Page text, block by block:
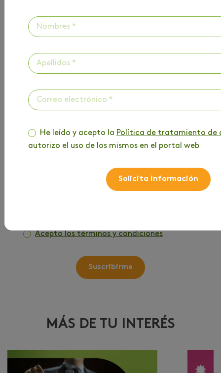
HAZ PARTE DE
NUESTRO BLOG
Entérate de toda la información que tenemos
para ti
Nombre
Acepto los términos y condiciones
Suscribirme
MÁS DE TU INTERÉS
He leído y acepto la Política de tratamiento de
autorizo el uso de los mismos en el portal web
Solicita información